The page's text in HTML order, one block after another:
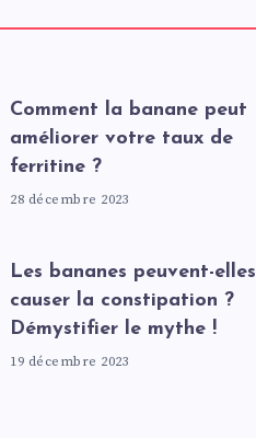
Comment la banane peut
améliorer votre taux de
ferritine ?
28 décembre 2023
Les bananes peuvent-elles
causer la constipation ?
Démystifier le mythe !
19 décembre 2023